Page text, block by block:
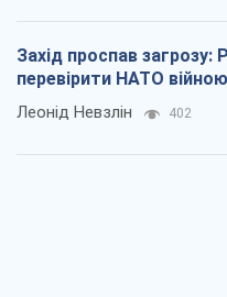
Захід проспав загрозу:
перевірити НАТО війною
Леонід Невзлін 402